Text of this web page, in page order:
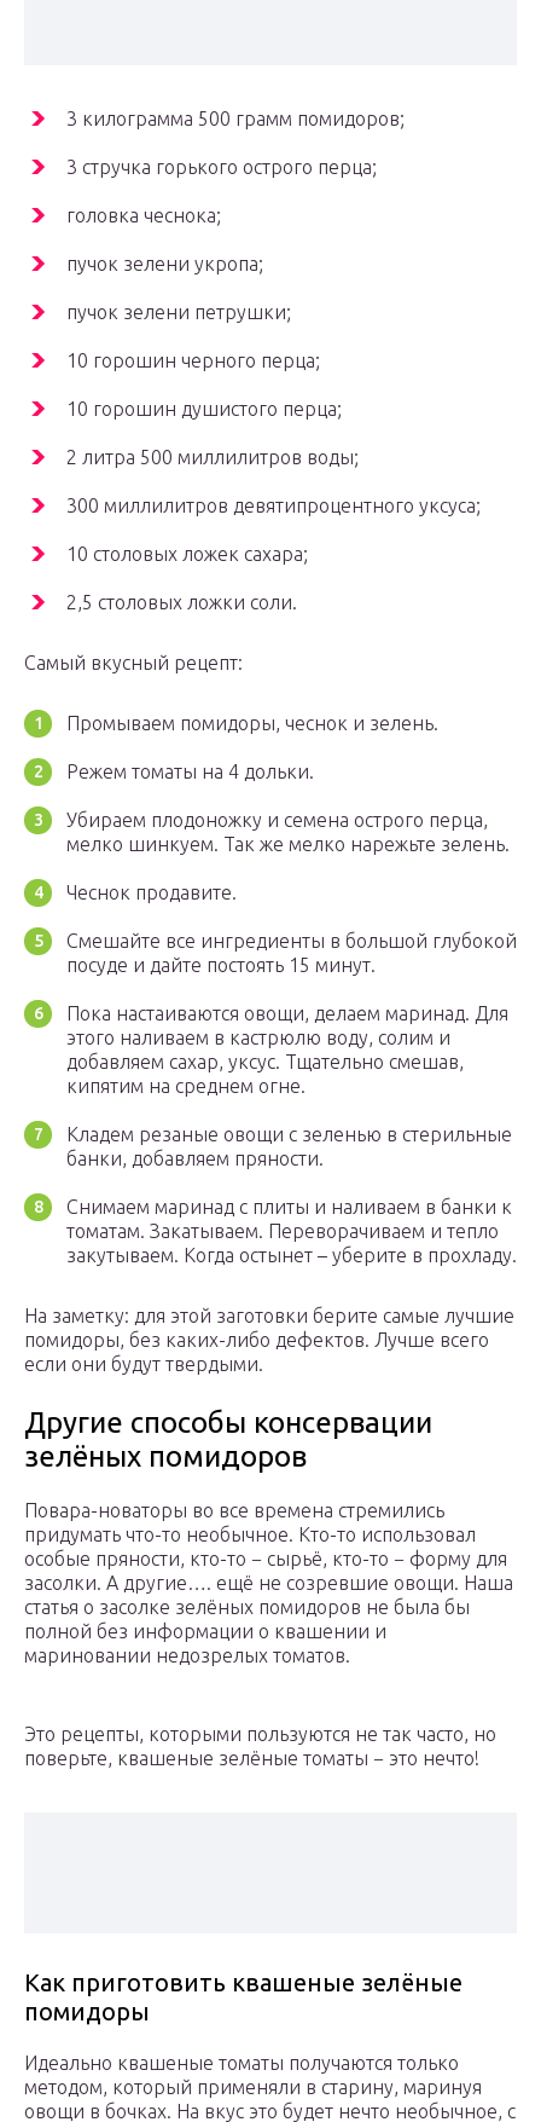
3 килограмма 500 грамм помидоров;
3 стручка горького острого перца;
головка чеснока;
пучок зелени укропа;
пучок зелени петрушки;
10 горошин черного перца;
10 горошин душистого перца;
2 литра 500 миллилитров воды;
300 миллилитров девятипроцентного уксуса;
10 столовых ложек сахара;
2,5 столовых ложки соли.
Самый вкусный рецепт:
Промываем помидоры, чеснок и зелень.
Режем томаты на 4 дольки.
Убираем плодоножку и семена острого перца,
мелко шинкуем. Так же мелко нарежьте зелень.
Чеснок продавите.
Смешайте все ингредиенты в большой глубокой
посуде и дайте постоять 15 минут.
Пока настаиваются овощи, делаем маринад. Для
этого наливаем в кастрюлю воду, солим и
добавляем сахар, уксус. Тщательно смешав,
кипятим на среднем огне.
Кладем резаные овощи с зеленью в стерильные
банки, добавляем пряности.
Снимаем маринад с плиты и наливаем в банки к
томатам. Закатываем. Переворачиваем и тепло
закутываем. Когда остынет – уберите в прохладу.
На заметку: для этой заготовки берите самые лучшие
помидоры, без каких-либо дефектов. Лучше всего
если они будут твердыми.
Другие способы консервации
зелёных помидоров
Повара-новаторы во все времена стремились
придумать что-то необычное. Кто-то использовал
особые пряности, кто-то − сырьё, кто-то − форму для
засолки. А другие…. ещё не созревшие овощи. Наша
статья о засолке зелёных помидоров не была бы
полной без информации о квашении и
мариновании недозрелых томатов.
Это рецепты, которыми пользуются не так часто, но
поверьте, квашеные зелёные томаты − это нечто!
Как приготовить квашеные зелёные
помидоры
Идеально квашеные томаты получаются только
методом, который применяли в старину, маринуя
овощи в бочках. На вкус это будет нечто необычное, с